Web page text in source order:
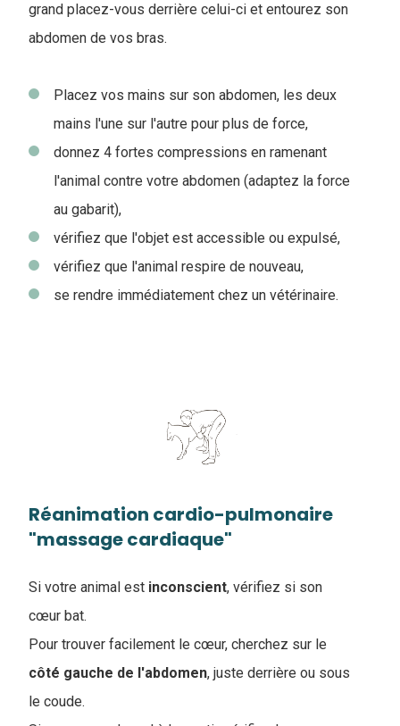
grand placez-vous derrière celui-ci et entourez son
abdomen de vos bras.
Placez vos mains sur son abdomen, les deux
mains l'une sur l'autre pour plus de force,
donnez 4 fortes compressions en ramenant
l'animal contre votre abdomen (adaptez la force
au gabarit),
vérifiez que l'objet est accessible ou expulsé,
vérifiez que l'animal respire de nouveau,
se rendre immédiatement chez un vétérinaire.
Réanimation cardio-pulmonaire
"massage cardiaque"
Si votre animal est inconscient, vérifiez si son
cœur bat.
Pour trouver facilement le cœur, cherchez sur le
côté gauche de l'abdomen, juste derrière ou sous
le coude.